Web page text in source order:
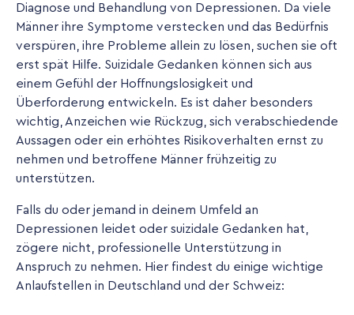
Diagnose und Behandlung von Depressionen. Da viele
Männer ihre Symptome verstecken und das Bedürfnis
verspüren, ihre Probleme allein zu lösen, suchen sie oft
erst spät Hilfe. Suizidale Gedanken können sich aus
einem Gefühl der Hoffnungslosigkeit und
Überforderung entwickeln. Es ist daher besonders
wichtig, Anzeichen wie Rückzug, sich verabschiedende
Aussagen oder ein erhöhtes Risikoverhalten ernst zu
nehmen und betroffene Männer frühzeitig zu
unterstützen.
Falls du oder jemand in deinem Umfeld an
Depressionen leidet oder suizidale Gedanken hat,
zögere nicht, professionelle Unterstützung in
Anspruch zu nehmen. Hier findest du einige wichtige
Anlaufstellen in Deutschland und der Schweiz: